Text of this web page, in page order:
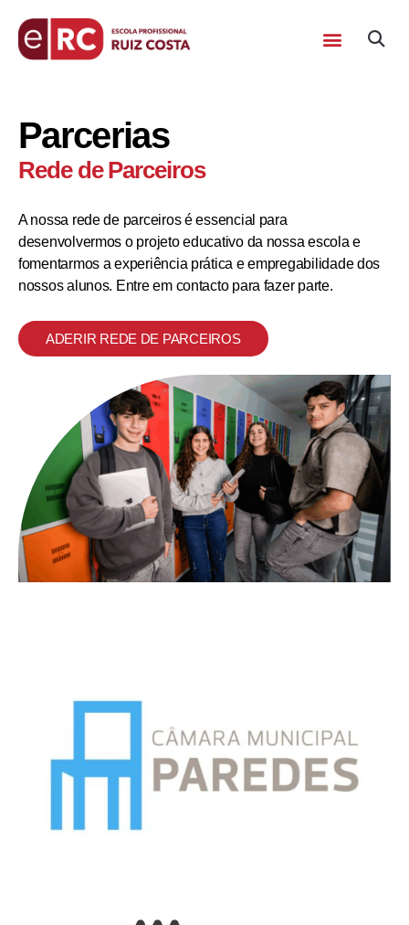
Parcerias
Rede de Parceiros
A nossa rede de parceiros é essencial para
desenvolvermos o projeto educativo da nossa escola e
fomentarmos a experiência prática e empregabilidade dos
nossos alunos. Entre em contacto para fazer parte.
ADERIR REDE DE PARCEIROS